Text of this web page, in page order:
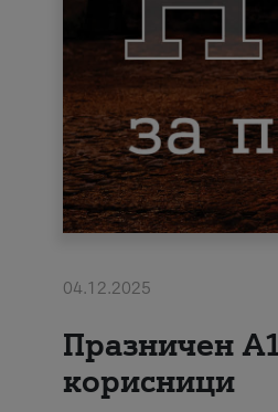
04.12.2025
Празничен
корисници